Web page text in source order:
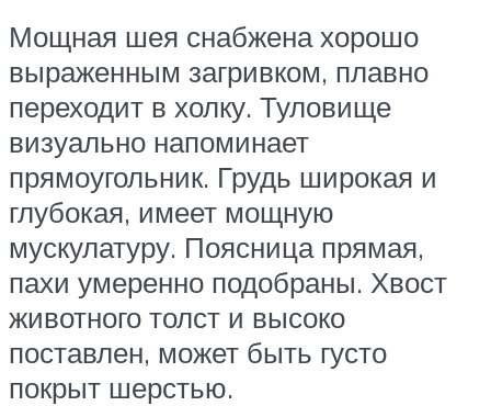
Мощная шея снабжена хорошо
выраженным загривком, плавно
переходит в холку. Туловище
визуально напоминает
прямоугольник. Грудь широкая и
глубокая, имеет мощную
мускулатуру. Поясница прямая,
пахи умеренно подобраны. Хвост
животного толст и высоко
поставлен, может быть густо
покрыт шерстью.